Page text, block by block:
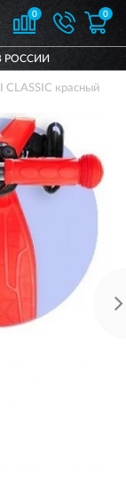
0 0
РОССИИ
красный